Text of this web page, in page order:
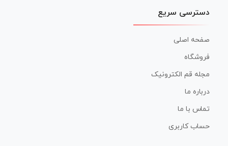
دسترسی سریع
صفحه اصلی
فروشگاه
مجله قم الکترونیک
درباره ما
تماس با ما
حساب کاربری